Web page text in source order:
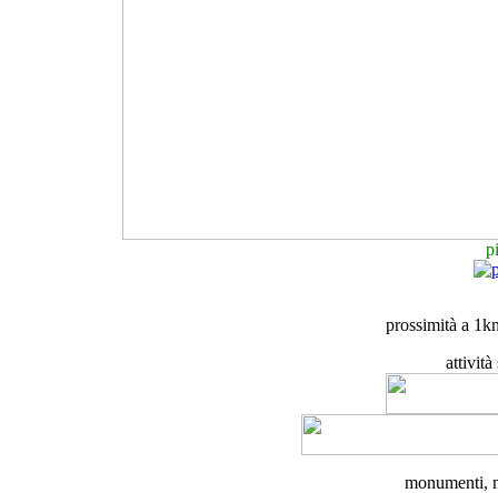
prossimità a
attività
monumenti,